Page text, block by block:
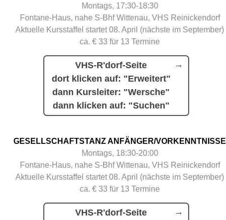
Montags, 17:30-18:30
Fontane-Haus, nahe S-Bhf Wittenau, VHS Reinickendorf
Aktuelle Kursstaffel startet 08. April (nächste im September)
ca. € 33 für 13 Termine
VHS-R'dorf-Seite
dort klicken auf: "Erweitert"
dann Kursleiter: "Wersche"
dann klicken auf: "Suchen"
GESELLSCHAFTSTANZ ANFÄNGER/VORKENNTNISSE
Montags, 18:30-20:00
Fontane-Haus, nahe S-Bhf Wittenau, VHS Reinickendorf
Aktuelle Kursstaffel startet 08. April (nächste im September)
ca. € 33 für 13 Termine
VHS-R'dorf-Seite